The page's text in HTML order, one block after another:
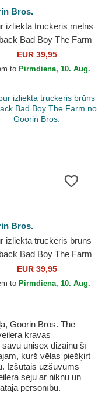
Bros.
izliekta truckeris melns
Bad Boy The Farm
Bros.
EUR 39,95
to Pirmdiena, 10. Aug.
Bros.
izliekta truckeris brūns
Bad Boy The Farm
Bros.
EUR 39,95
to Pirmdiena, 10. Aug.
Goorin Bros. The
kravas
unisex dizainu šī
kurš vēlas piešķirt
Izšūtais uzšuvums
seju ar niknu un
personību.